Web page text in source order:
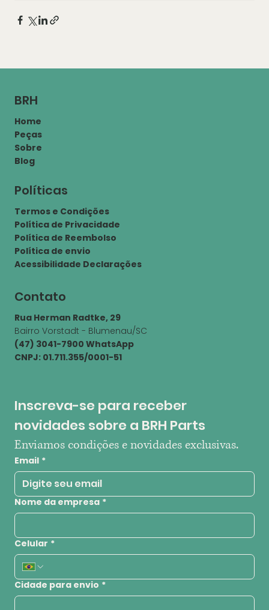
BRH
Home
Peças
Sobre
Blog
Políticas
Termos e Condições
Política de Privacidade
Política de Reembolso
Política de envio
Acessibilidade Declarações
Contato
Rua Herman Radtke, 29
Bairro Vorstadt - Blumenau/SC
(47) 3041-7900 WhatsApp
CNPJ: 01.711.355/0001-51
Inscreva-se para receber
novidades sobre a BRH Parts
Enviamos condições e novidades exclusivas.
Email *
Nome da empresa *
Celular *
Cidade para envio *